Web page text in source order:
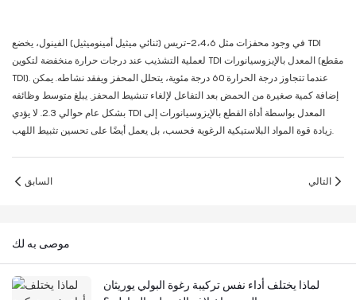
في وجود محفزات مثل 2،4،6-تريس (ثنائي ميثيل أمينوميثيل) الفينول، يخضع TDI
لعملية التشذيب عند درجات حرارة منخفضة لتكوين TDI المعدل بالإيزوسيانورات (مقطع
TDI). عندما تتجاوز درجة الحرارة 60 درجة مئوية، يتحلل المحفز ويفقد نشاطه. يمكن
إضافة كمية صغيرة من الحمض بعد التفاعل لإلغاء تنشيط المحفز. يبلغ متوسط ​​وظائفه
بشكل عام حوالي 2.3. لا يؤدي TDI المعدل بواسطة أداة القطع بالإيزوسيانورات إلى
زيادة قوة المواد البلاستيكية الرغوية فحسب، بل يعمل أيضًا على تحسين تثبيط اللهب.
السابق التالي
موصى به لك
لماذا يختلف أداء نفس تركيبة رغوة البولي يوريثان